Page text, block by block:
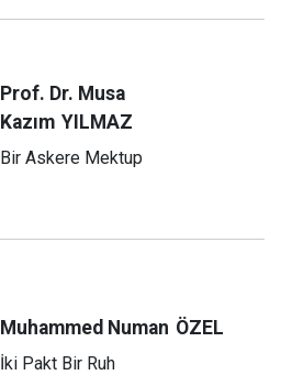
Prof. Dr. Musa
Kazım YILMAZ
Bir Askere Mektup
Muhammed Numan ÖZEL
İki Pakt Bir Ruh